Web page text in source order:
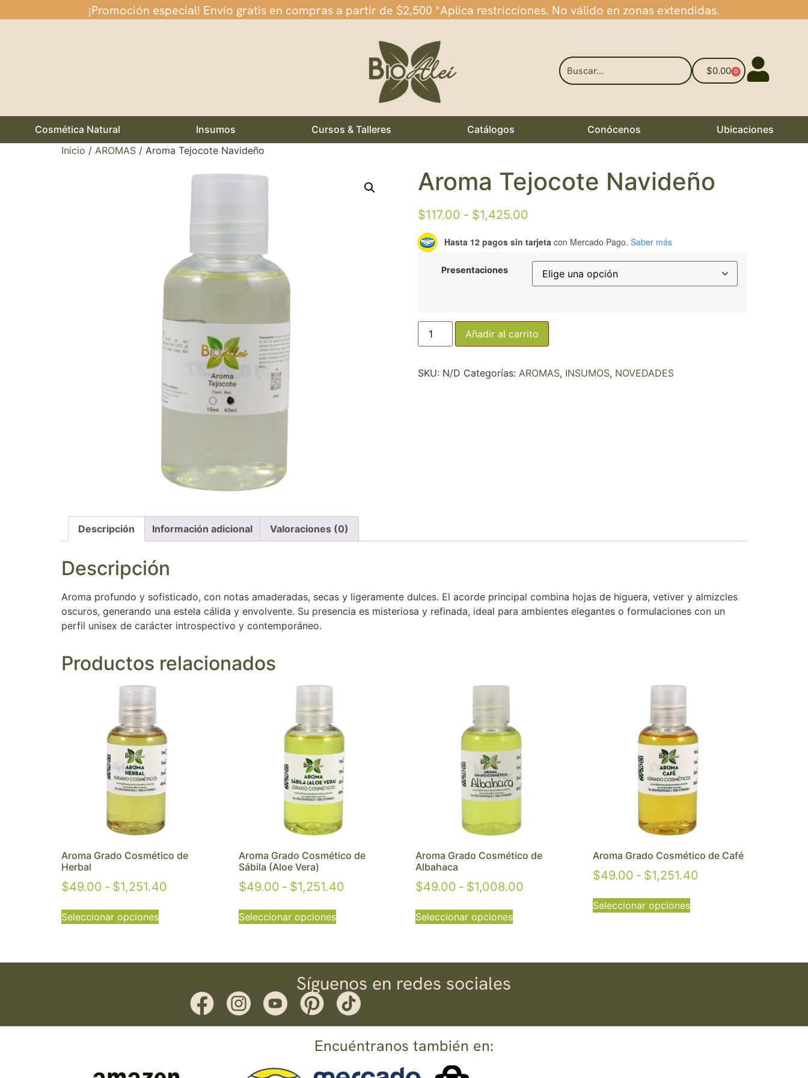
¡Promoción especial! Envío gratis en compras a partir de $2,500 *Aplica restricciones. No válido en zonas extendidas.
$0.00 0
Cosmética Natural Insumos Cursos & Talleres Catálogos Conócenos
Ubicaciones
Inicio / AROMAS / Aroma Tejocote Navideño
Aroma Tejocote Navideño
$117.00 - $1,425.00
Hasta 12 pagos sin tarjetacon Mercado Pago. Saber más
Presentaciones
Añadir al carrito
SKU: N/D Categorías: AROMAS, INSUMOS, NOVEDADES
Descripción Información adicional Valoraciones (0)
Descripción
Aroma profundo y sofisticado, con notas amaderadas, secas y ligeramente dulces. El acorde principal combina hojas de higuera, vetiver y almizcles
oscuros, generando una estela cálida y envolvente. Su presencia es misteriosa y refinada, ideal para ambientes elegantes o formulaciones con un
perfil unisex de carácter introspectivo y contemporáneo.
Productos relacionados
Aroma Grado Cosmético de
Herbal
$49.00 - $1,251.40
Seleccionar opciones
Aroma Grado Cosmético de
Sábila (Aloe Vera)
$49.00 - $1,251.40
Seleccionar opciones
Aroma Grado Cosmético de
Albahaca
$49.00 - $1,008.00
Seleccionar opciones
Aroma Grado Cosmético de Café
$49.00 - $1,251.40
Seleccionar opciones
Síguenos en redes sociales
Encuéntranos también en: